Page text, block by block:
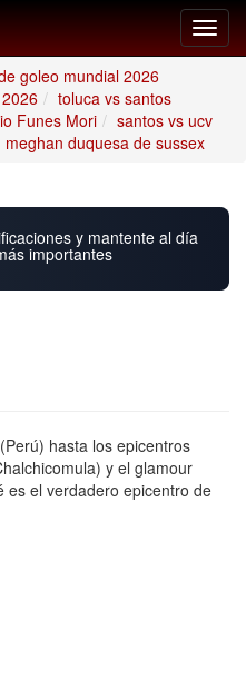
goleo mundial 2026
toluca vs santos
Funes Mori
santos vs ucv
meghan duquesa de sussex
y mantente al día
importantes
hasta los epicentros
y el glamour
es el verdadero epicentro de